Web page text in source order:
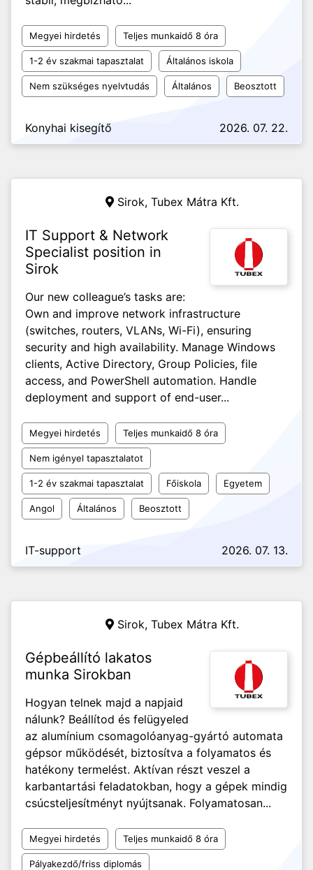
Megyei hirdetés Teljes munkaidő 8 óra
1-2 év szakmai tapasztalat Általános iskola
Nem szükséges nyelvtudás Általános Beosztott
Konyhai kisegítő 2026. 07. 22.
Sirok, Tubex Mátra Kft.
IT Support & Network
Specialist position in
Sirok
Our new colleague’s tasks are:
Own and improve network infrastructure
(switches, routers, VLANs, Wi-Fi), ensuring
security and high availability. Manage Windows
clients, Active Directory, Group Policies, file
access, and PowerShell automation. Handle
deployment and support of end-user...
Megyei hirdetés Teljes munkaidő 8 óra
Nem igényel tapasztalatot
1-2 év szakmai tapasztalat Főiskola Egyetem
Angol Általános Beosztott
IT-support 2026. 07. 13.
Sirok, Tubex Mátra Kft.
Gépbeállító lakatos
munka Sirokban
Hogyan telnek majd a napjaid
nálunk? Beállítod és felügyeled
az alumínium csomagolóanyag-gyártó automata
gépsor működését, biztosítva a folyamatos és
hatékony termelést. Aktívan részt veszel a
karbantartási feladatokban, hogy a gépek mindig
csúcsteljesítményt nyújtsanak. Folyamatosan...
Megyei hirdetés Teljes munkaidő 8 óra
Pályakezdő/friss diplomás